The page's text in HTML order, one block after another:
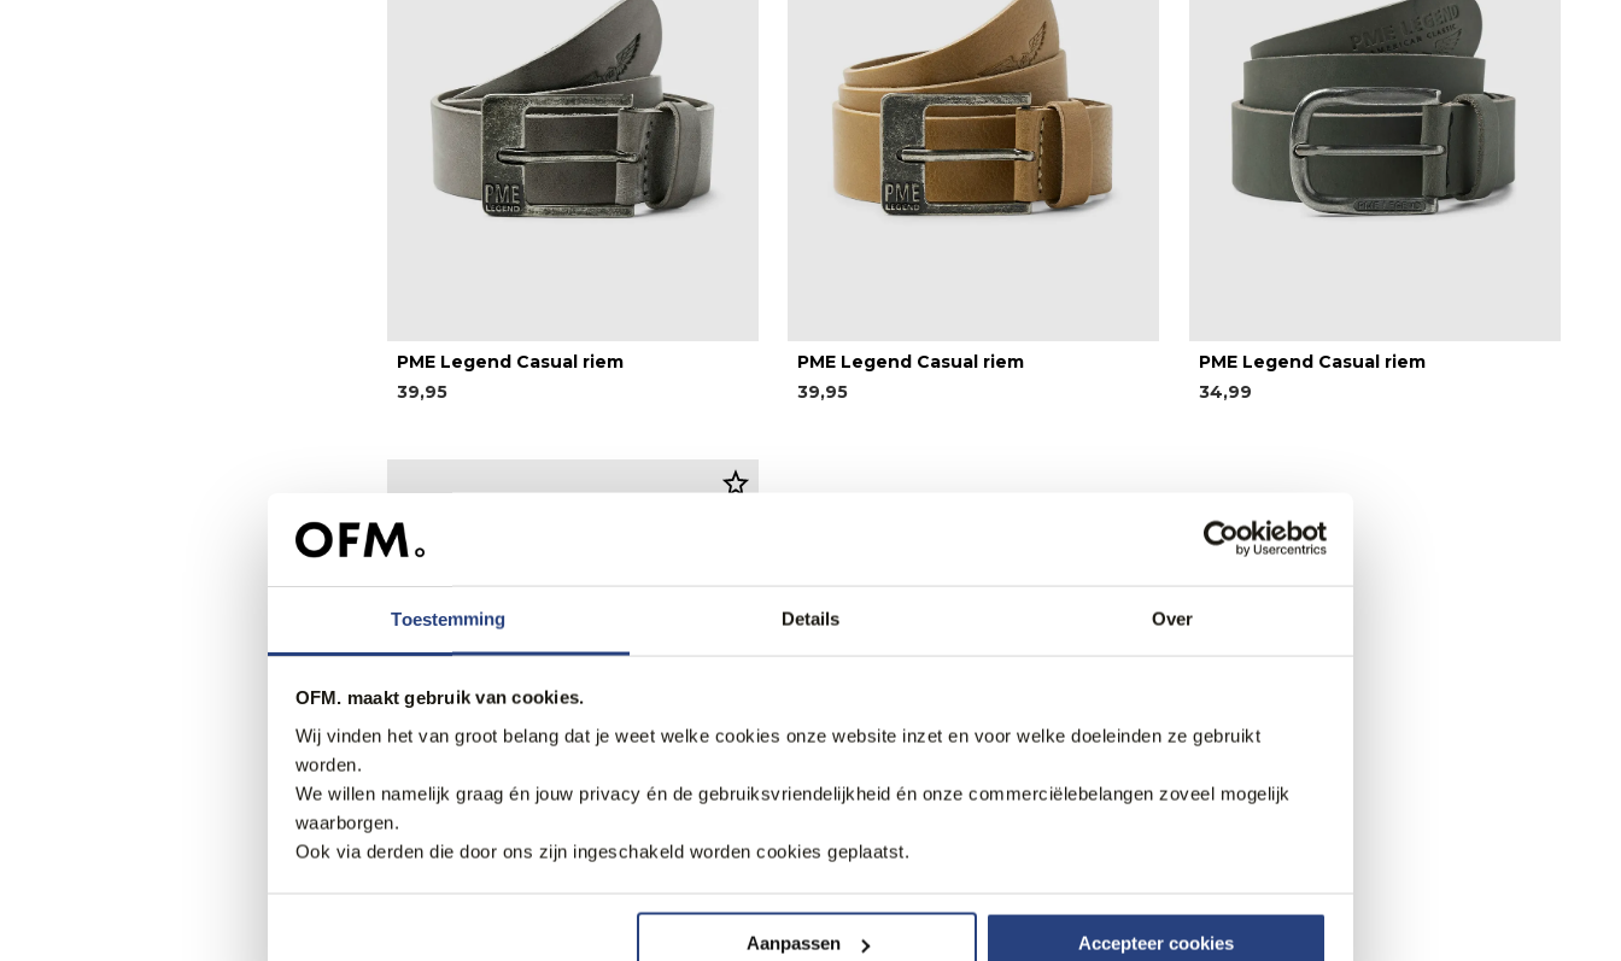
Toestemming Details Over
OFM. maakt gebruik van cookies.
Wij vinden het van groot belang dat je weet welke cookies onze website inzet en voor welke doeleinden ze gebruikt
worden.
We willen namelijk graag én jouw privacy én de gebruiksvriendelijkheid én onze commerciëlebelangen zoveel mogelijk
waarborgen.
Ook via derden die door ons zijn ingeschakeld worden cookies geplaatst.
Aanpassen Accepteer cookies
PME Legend Casual riem
39,95
PME Legend Casual riem
39,95
PME Legend Casual riem
34,99